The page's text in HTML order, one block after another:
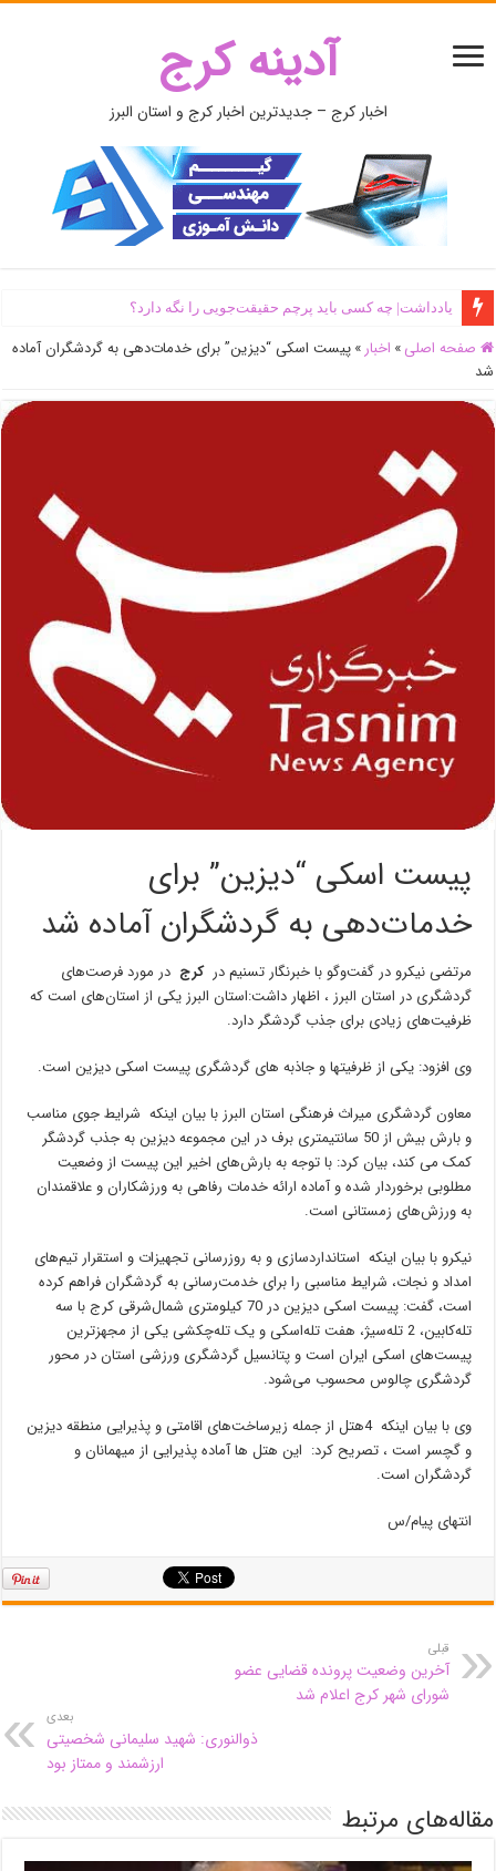
آدینه کرج
اخبار کرج – جدیدترین اخبار کرج و استان البرز
یادداشت| ‌چه کسی باید پرچم حقیقت‌جویی را نگه دارد؟
صفحه اصلی » اخبار » پیست اسکی “دیزین” برای خدمات‌دهی به گردشگران آماده
شد
پیست اسکی “دیزین” برای
خدمات‌دهی به گردشگران آماده شد
مرتضی نیکرو در گفت‌وگو با خبرنگار تسنیم درکرج در مورد فرصت‌های
گردشگری در استان البرز ، اظهار داشت:استان البرز یکی از استان‌های است که
ظرفیت‌های زیادی برای جذب گردشگر دارد.
وی افزود: یکی از ظرفیتها و جاذبه های گردشگری پیست اسکی دیزین است.
معاون گردشگری میراث فرهنگی استان البرز با بیان اینکه شرایط جو‌ی مناسب
و بارش بیش از 50 سانتیمتری برف در این مجموعه دیزین به جذب گردشگر
کمک می کند، بیان کرد: با توجه به بارش‌ها‌ی اخیر این پیست از وضعیت
مطلوبی بر‌خو‌ردار شده و آماده ارائه خدمات رفاهی به ورزشکاران و علاقمند‌ان
به ورزش‌ها‌ی زمستانی است.
نیکرو با بیان اینکه استاندارد‌ساز‌ی و به‌ روز‌رسانی تجهیز‌ات و استقرار تیم‌های
امداد و نجات، شرایط مناسبی را برای خدمت‌رسانی به گردشگر‌ان فراهم کرده
است، گفت: پیست اسکی دیزین در 70 کیلو‌متر‌ی شمال‌شرقی کرج با سه
تله‌کابین، 2 تله‌سیژ، هفت تله‌اسکی و یک تله‌‌چکشی یکی از مجهزترین
پیست‌ها‌ی اسکی ایران است و پتانسیل گردشگری ورزشی استان در محور
گردشگر‌ی چالوس محسوب می‌شود.
وی با بیان اینکه 4هتل از جمله زیر‌ساخت‌ها‌ی اقامتی و پذیرایی منطقه دیزین
و گچسر است ، تصریح کرد: این هتل ها آماده پذیرایی از میهمانان و
گردشگران است.
انتهای پیام/س
قبلی
آخرین وضعیت پرونده قضایی عضو
شورای شهر کرج اعلام شد
بعدی
ذوالنوری: شهید سلیمانی شخصیتی
ارزشمند و ممتاز بود
مقاله‌های مرتبط